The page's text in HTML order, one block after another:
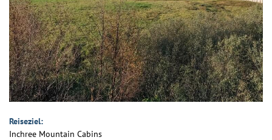
Reiseziel:
Inchree Mountain Cabins